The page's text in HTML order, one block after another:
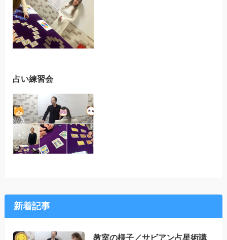
占い練習会
新着記事
教室の様子／サビアン占星術講